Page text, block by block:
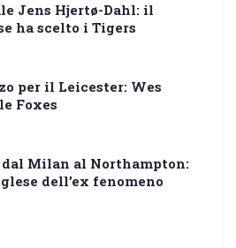
Jens Hjertø-Dahl: il
ha scelto i Tigers
per il Leicester: Wes
Foxes
Milan al Northampton:
dell’ex fenomeno